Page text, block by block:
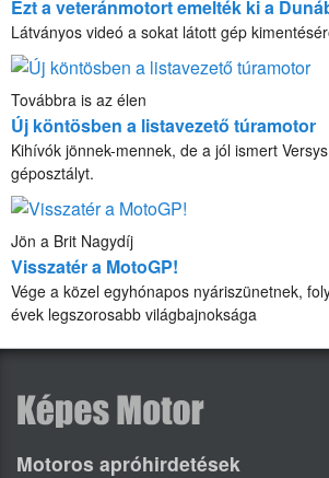
Ezt a veteránmotort emelték ki a
Látványos videó a sokat látott gép
Továbbra is az élen
Új köntösben a listavezető túramotor
Kihívók jönnek-mennek, de a jól ismert
géposztályt.
Jön a Brit Nagydíj
Visszatér a MotoGP!
Vége a közel egyhónapos nyáriszünetnek,
évek legszorosabb világbajnoksága
Motoros apróhirdetések